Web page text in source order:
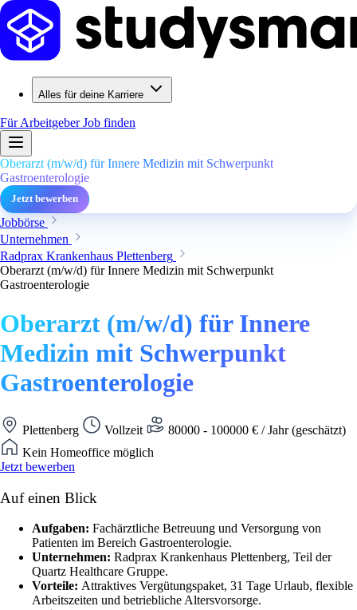
Alles für deine Karriere
Für ArbeitgeberJob finden
Oberarzt (m/w/d) für Innere Medizin mit Schwerpunkt
Gastroenterologie
Jetzt bewerben
Jobbörse
Unternehmen
Radprax Krankenhaus Plettenberg
Oberarzt (m/w/d) für Innere Medizin mit Schwerpunkt
Gastroenterologie
Oberarzt (m/w/d) für Innere
Medizin mit Schwerpunkt
Gastroenterologie
Plettenberg Vollzeit
80000 - 100000 € / Jahr (geschätzt)
Kein Homeoffice möglich
Jetzt bewerben
Auf einen Blick
Aufgaben: Fachärztliche Betreuung und Versorgung von
Patienten im Bereich Gastroenterologie.
Unternehmen: Radprax Krankenhaus Plettenberg, Teil der
Quartz Healthcare Gruppe.
Vorteile: Attraktives Vergütungspaket, 31 Tage Urlaub, flexible
Arbeitszeiten und betriebliche Altersvorsorge.